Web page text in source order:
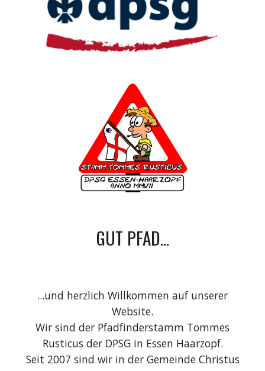
GUT PFAD...
...und herzlich Willkommen auf unserer
Website.
Wir sind der Pfadfinderstamm Tommes
Rusticus der DPSG in Essen Haarzopf.
Seit 2007 sind wir in der Gemeinde Christus